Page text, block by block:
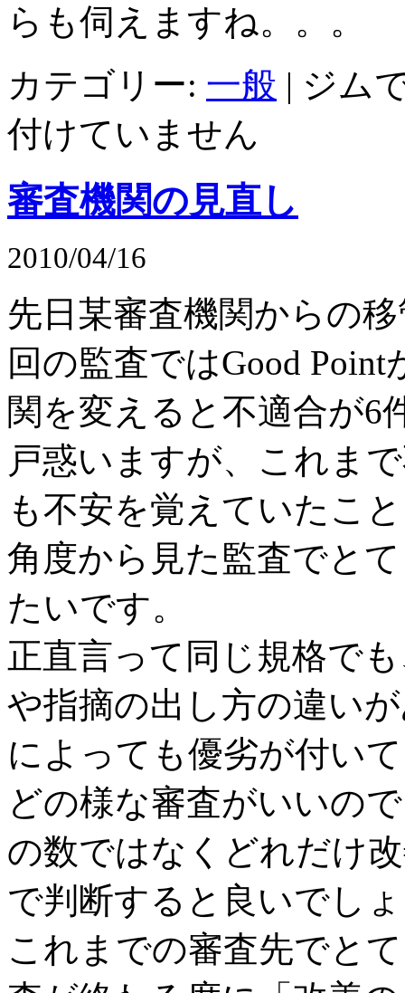
らも伺えますね。。。
カテゴリー: 一般 | ジム
付けていません
審査機関の見直し
2010/04/16
先日某審査機関からの
回の監査ではGood
関を変えると不適合が6
戸惑いますが、これま
も不安を覚えていたこ
角度から見た監査でと
たいです。
正直言って同じ規格で
や指摘の出し方の違い
によっても優劣が付い
どの様な審査がいいの
の数ではなくどれだけ
で判断すると良いでし
これまでの審査先でと